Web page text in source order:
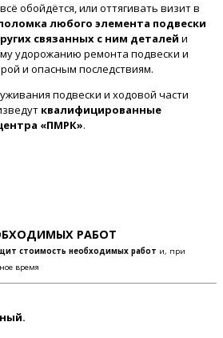
обойдётся, или оттягивать визит в
любого элемента подвески
связанных с ним деталей и
удорожанию ремонта подвески и
и опасным последствиям.
подвески и ходовой части
квалифицированные
«ПМРК».
РАБОТ
стоимость необходимых работ и, при
время